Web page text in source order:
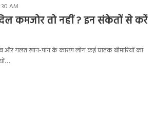
AM
कमजोर तो नहीं ? इन संकेतों से करें
गलत खान-पान के कारण लोग कई घातक बीमारियों का